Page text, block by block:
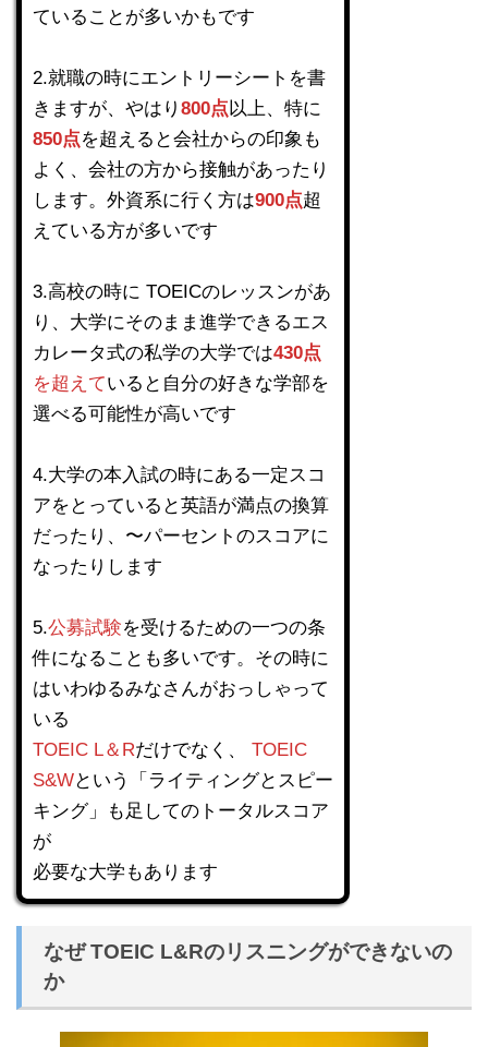
ていることが多いかもです
2.就職の時にエントリーシートを書
きますが、やはり 800点以上、特に
850点を超えると会社からの印象も
よく、会社の方から接触があったり
します。外資系に行く方は900点超
えている方が多いです
3.高校の時に TOEICのレッスンがあ
り、大学にそのまま進学できるエス
カレータ式の私学の大学では430点
を超えていると自分の好きな学部を
選べる可能性が高いです
4.大学の本入試の時にある一定スコ
アをとっていると英語が満点の換算
だったり、〜パーセントのスコアに
なったりします
5.公募試験を受けるための一つの条
件になることも多いです。その時に
はいわゆるみなさんがおっしゃって
いる
TOEIC L＆Rだけでなく、 TOEIC
S&Wという「ライティングとスピー
キング」も足してのトータルスコア
が
必要な大学もあります
なぜ TOEIC L&Rのリスニングができないの
か